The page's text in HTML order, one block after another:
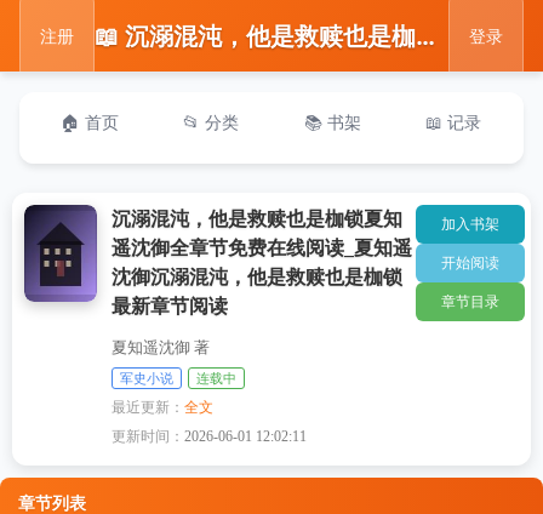
注册 📖 沉溺混沌，他是救赎也是枷锁夏知遥沈御全章节免费在线阅读_夏知遥沈御沉溺混沌，他是救赎也是枷锁最新章节阅读 登录
🏠 首页 📂 分类 📚 书架 📖 记录
沉溺混沌，他是救赎也是枷锁夏知
遥沈御全章节免费在线阅读_夏知遥
沈御沉溺混沌，他是救赎也是枷锁
最新章节阅读
夏知遥沈御 著
军史小说 连载中
最近更新：全文
更新时间：2026-06-01 12:02:11
加入书架
开始阅读
章节目录
章节列表